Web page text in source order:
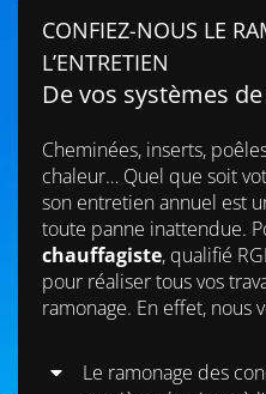
CONFIEZ-NOUS LE
L’ENTRETIEN
De vos systèmes
Cheminées, inserts,
chaleur… Quel que soit
son entretien annuel est
toute panne inattendue.
chauffagiste, qualifié
pour réaliser tous vos
ramonage. En effet, nous
Le ramonage des